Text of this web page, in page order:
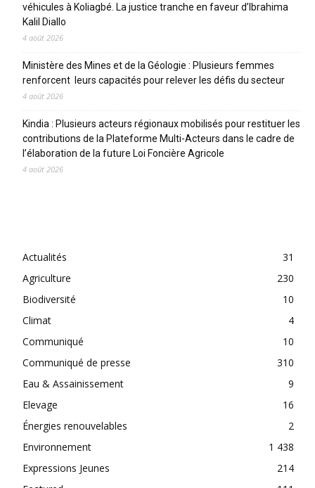
véhicules à Koliagbé. La justice tranche en faveur d’Ibrahima
Kalil Diallo
4 août 2026
Ministère des Mines et de la Géologie : Plusieurs femmes
renforcent leurs capacités pour relever les défis du secteur
4 août 2026
Kindia : Plusieurs acteurs régionaux mobilisés pour restituer les
contributions de la Plateforme Multi-Acteurs dans le cadre de
l’élaboration de la future Loi Foncière Agricole
4 août 2026
Actualités
31
Agriculture
230
Biodiversité
10
Climat
4
Communiqué
10
Communiqué de presse
310
Eau & Assainissement
9
Elevage
16
Énergies renouvelables
2
Environnement
1 438
Expressions Jeunes
214